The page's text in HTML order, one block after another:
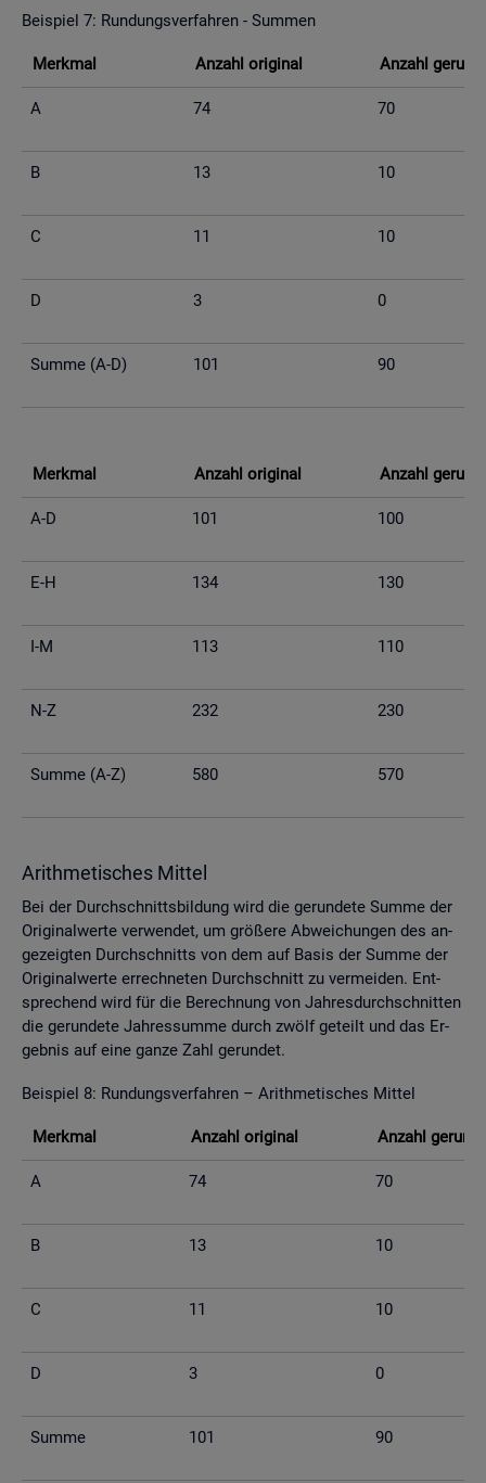
Bei­spiel 7: Run­dungs­ver­fah­ren - Sum­men
Merk­mal An­zahl ori­gi­nal An­zahl
A 74 70
B 13 10
C 11 10
D 3 0
Summe (A-D) 101 90
Merk­mal An­zahl ori­gi­nal An­zahl
A-D 101 100
E-H 134 130
I-M 113 110
N-Z 232 230
Summe (A-Z) 580 570
Arith­me­ti­sches Mit­tel
Bei der Durch­schnitts­bil­dung wird die ge­run­de­te Summe der
Ori­gi­nal­wer­te ver­wen­det, um grö­ße­re Ab­wei­chun­gen des an­
ge­zeig­ten Durch­schnitts von dem auf Basis der Summe der
Ori­gi­nal­wer­te er­rech­ne­ten Durch­schnitt zu ver­mei­den. Ent­
spre­chend wird für die Be­rech­nung von Jah­res­durch­schnit­ten
die ge­run­de­te Jah­res­sum­me durch zwölf ge­teilt und das Er­
geb­nis auf eine ganze Zahl ge­run­det.
Bei­spiel 8: Run­dungs­ver­fah­ren – Arith­me­ti­sches Mit­tel
Merk­mal An­zahl ori­gi­nal An­zahl
A 74 70
B 13 10
C 11 10
D 3 0
Summe 101 90